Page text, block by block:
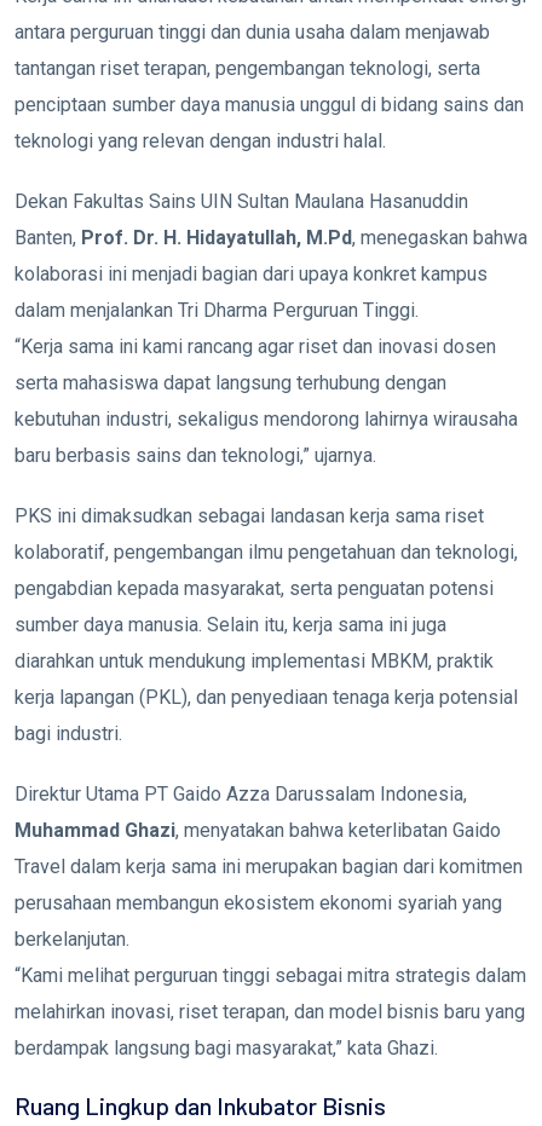
antara perguruan tinggi dan dunia usaha dalam menjawab
tantangan riset terapan, pengembangan teknologi, serta
penciptaan sumber daya manusia unggul di bidang sains dan
teknologi yang relevan dengan industri halal.
Dekan Fakultas Sains UIN Sultan Maulana Hasanuddin
Banten, Prof. Dr. H. Hidayatullah, M.Pd, menegaskan bahwa
kolaborasi ini menjadi bagian dari upaya konkret kampus
dalam menjalankan Tri Dharma Perguruan Tinggi.
“Kerja sama ini kami rancang agar riset dan inovasi dosen
serta mahasiswa dapat langsung terhubung dengan
kebutuhan industri, sekaligus mendorong lahirnya wirausaha
baru berbasis sains dan teknologi,” ujarnya.
PKS ini dimaksudkan sebagai landasan kerja sama riset
kolaboratif, pengembangan ilmu pengetahuan dan teknologi,
pengabdian kepada masyarakat, serta penguatan potensi
sumber daya manusia. Selain itu, kerja sama ini juga
diarahkan untuk mendukung implementasi MBKM, praktik
kerja lapangan (PKL), dan penyediaan tenaga kerja potensial
bagi industri.
Direktur Utama PT Gaido Azza Darussalam Indonesia,
Muhammad Ghazi, menyatakan bahwa keterlibatan Gaido
Travel dalam kerja sama ini merupakan bagian dari komitmen
perusahaan membangun ekosistem ekonomi syariah yang
berkelanjutan.
“Kami melihat perguruan tinggi sebagai mitra strategis dalam
melahirkan inovasi, riset terapan, dan model bisnis baru yang
berdampak langsung bagi masyarakat,” kata Ghazi.
Ruang Lingkup dan Inkubator Bisnis